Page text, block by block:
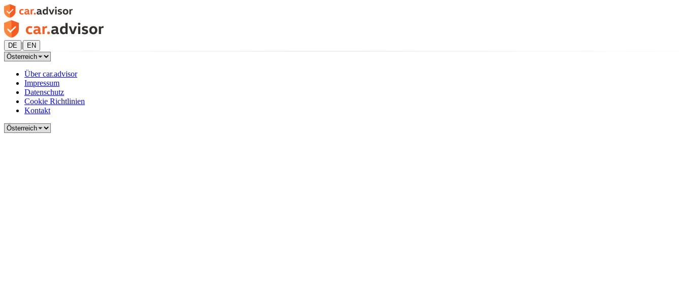
DE | EN
Über car.advisor
Impressum
Datenschutz
Cookie Richtlinien
Kontakt